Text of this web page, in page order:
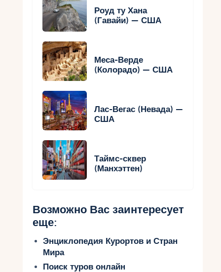
Роуд ту Хана
(Гавайи) — США
Меса-Верде
(Колорадо) — США
Лас-Вегас (Невада) —
США
Таймс-сквер
(Манхэттен)
Возможно Вас заинтересует
еще:
Энциклопедия Курортов и Стран
Мира
Поиск туров онлайн